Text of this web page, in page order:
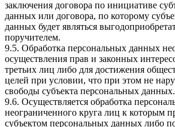
заключения договора по инициативе
данных или договора, по которому
данных будет являться
поручителем.
9.5. Обработка персональных данных
осуществления прав и законных
третьих лиц либо для достижения
целей при условии, что при этом не
свободы субъекта персональных данных.
9.6. Осуществляется обработка
неограниченного круга лиц к которым
субъектом персональных данных либо